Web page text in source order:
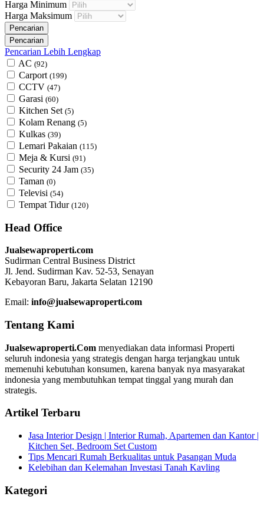
Harga Minimum
Harga Maksimum
Pencarian Lebih Lengkap
AC (92)
Carport (199)
CCTV (47)
Garasi (60)
Kitchen Set (5)
Kolam Renang (5)
Kulkas (39)
Lemari Pakaian (115)
Meja & Kursi (91)
Security 24 Jam (35)
Taman (0)
Televisi (54)
Tempat Tidur (120)
Head Office
Jualsewaproperti.com
Sudirman Central Business District
Jl. Jend. Sudirman Kav. 52-53, Senayan
Kebayoran Baru, Jakarta Selatan 12190
Email: info@jualsewaproperti.com
Tentang Kami
Jualsewaproperti.Com menyediakan data informasi Properti
seluruh indonesia yang strategis dengan harga terjangkau untuk
memenuhi kebutuhan konsumen, karena banyak nya masyarakat
indonesia yang membutuhkan tempat tinggal yang murah dan
strategis.
Artikel Terbaru
Jasa Interior Design | Interior Rumah, Apartemen dan Kantor |
Kitchen Set, Bedroom Set Custom
Tips Mencari Rumah Berkualitas untuk Pasangan Muda
Kelebihan dan Kelemahan Investasi Tanah Kavling
Kategori